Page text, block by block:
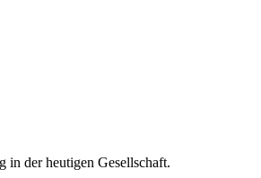
in der heutigen Gesellschaft.